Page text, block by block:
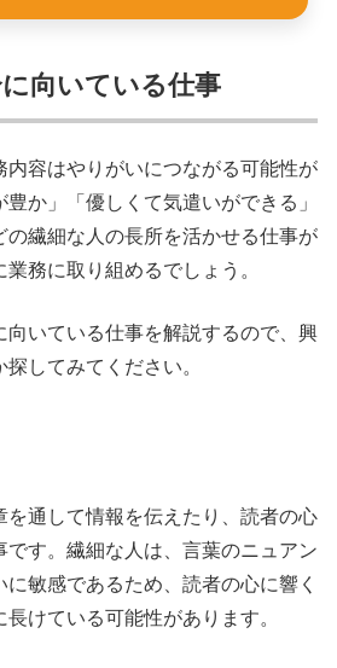
に向いている仕事
内容はやりがいにつながる可能性が
か」「優しくて気遣いができる」
の繊細な人の長所を活かせる仕事が
務に取り組めるでしょう。
向いている仕事を解説するので、興
してみてください。
を通して情報を伝えたり、読者の心
です。繊細な人は、言葉のニュアン
敏感であるため、読者の心に響く
けている可能性があります。